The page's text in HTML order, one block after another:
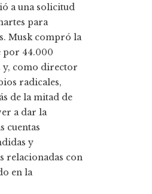
a una solicitud
para
Musk compró la
por 44.000
y, como director
radicales,
de la mitad de
a dar la
cuentas
y
relacionadas con
en la